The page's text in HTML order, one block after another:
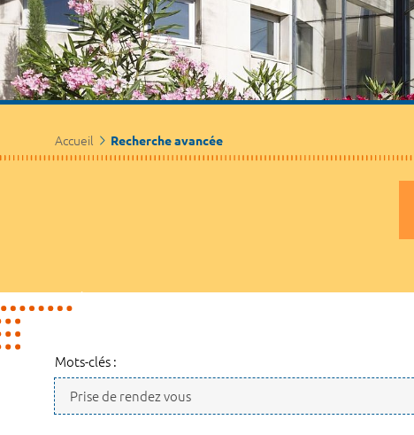
Accueil Recherche avancée
Mots-clés :